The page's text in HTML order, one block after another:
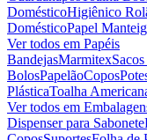
DomésticoHigiênico
DomésticoPapel
Ver todos em Papéis
BandejasMarmitex
BolosPapelãoCopos
PlásticaToalha
Ver todos em
Dispenser para Sabonete